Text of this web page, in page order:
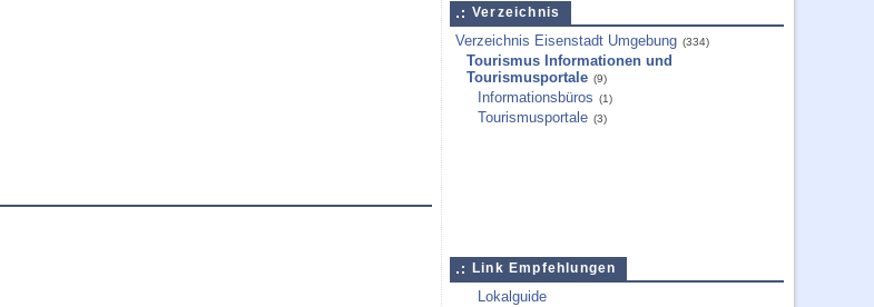
Verzeichnis
Verzeichnis Eisenstadt Umgebung (334)
Tourismus Informationen und
Tourismusportale (9)
Informationsbüros (1)
Tourismusportale (3)
Link Empfehlungen
Lokalguide